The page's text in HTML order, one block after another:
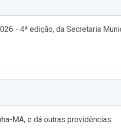
- 4ª edição, da Secretaria
MA, e dá outras providências.